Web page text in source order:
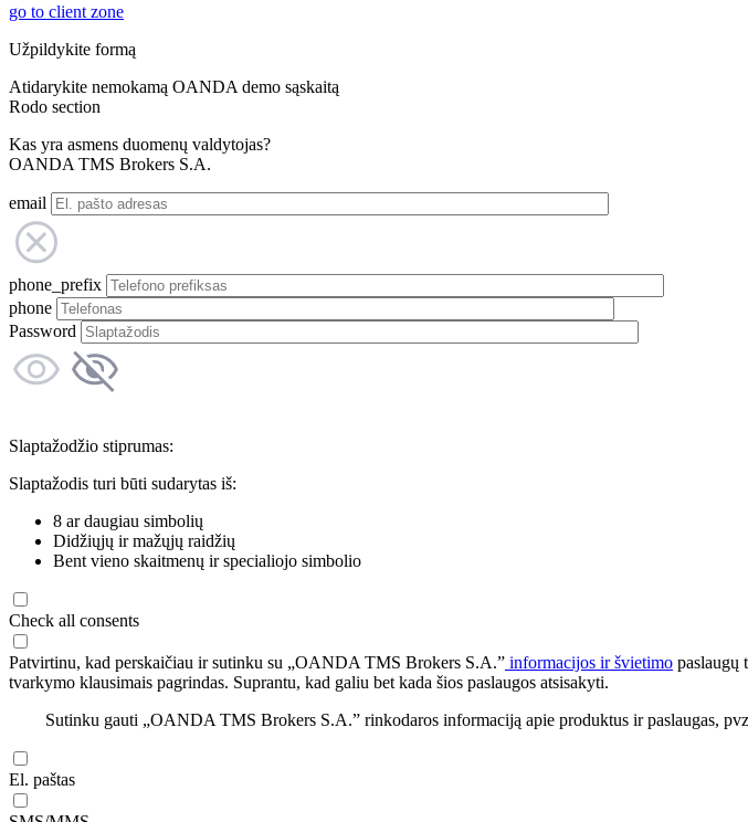
go to client zone
Užpildykite formą
Atidarykite nemokamą OANDA demo sąskaitą
Rodo section
Kas yra asmens duomenų valdytojas?
OANDA TMS Brokers S.A.
email
phone_prefix
phone
Password
Slaptažodžio stiprumas:
Slaptažodis turi būti sudarytas iš:
8 ar daugiau simbolių
Didžiųjų ir mažųjų raidžių
Bent vieno skaitmenų ir specialiojo simbolio
Check all consents
Patvirtinu, kad perskaičiau ir sutinku su „OANDA TMS Brokers S.A.” informacijos ir švietimo paslaugų
tvarkymo klausimais pagrindas. Suprantu, kad galiu bet kada šios paslaugos atsisakyti.
Sutinku gauti „OANDA TMS Brokers S.A.” rinkodaros informaciją apie produktus ir paslaugas,
El. paštas